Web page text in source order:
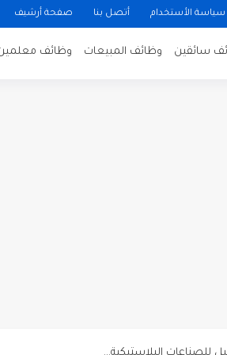
سياسة الأستخدام أتصل بنا صفحة أرشيف
سائقين وظائف المبيعات وظائف